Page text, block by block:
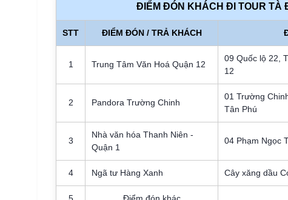
ĐIỂM ĐÓN KHÁCH ĐI TOUR TÀ
STT ĐIỂM ĐÓN / TRẢ KHÁCH
1 Trung Tâm Văn Hoá Quận 12
09 Quốc lộ 22,
12
2 Pandora Trường Chinh
01 Trường
Tân Phú
3
Nhà văn hóa Thanh Niên -
Quận 1
04 Phạm Ngọc
4 Ngã tư Hàng Xanh Cây xăng dầu